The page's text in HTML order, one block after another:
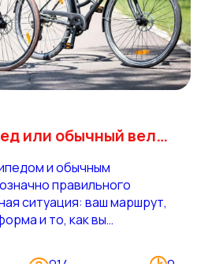
Электровелосипед или обычный велосипед — что выбрать под свои задачи
и обычным
правильного
ситуация: ваш маршрут,
и то, как вы
разобраться
914 9